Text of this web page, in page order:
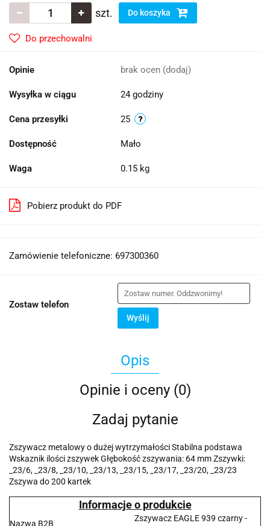
szt. Do koszyka
Do przechowalni
Opinie brak ocen (dodaj)
Wysyłka w ciągu 24 godziny
Cena przesyłki 25
Dostępność Mało
Waga 0.15 kg
Pobierz produkt do PDF
Zamówienie telefoniczne: 697300360
Zostaw telefon
Wyślij
Opis
Opinie i oceny (0)
Zadaj pytanie
Zszywacz metalowy o dużej wytrzymałości Stabilna podstawa
Wskaznik ilości zszywek Głębokość zszywania: 64 mm Zszywki:
_23/6, _23/8, _23/10, _23/13, _23/15, _23/17, _23/20, _23/23
Zszywa do 200 kartek
Informacje o produkcie
Nazwa B2B
Zszywacz EAGLE 939 czarny -